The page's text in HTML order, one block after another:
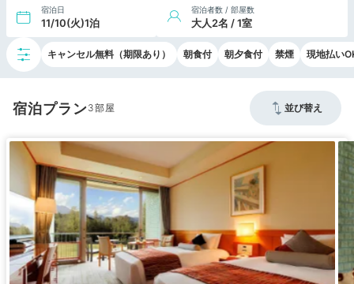
宿泊日
11/10(火)1泊
宿泊者数 / 部屋数
大人2名 / 1室
キャンセル無料（期限あり） 朝食付 朝夕食付 禁煙 現地払い
宿泊プラン3 並び替え